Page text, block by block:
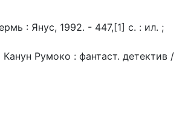
: Янус, 1992. - 447,[1] с. : ил. ;
Румоко : фантаст. детектив /